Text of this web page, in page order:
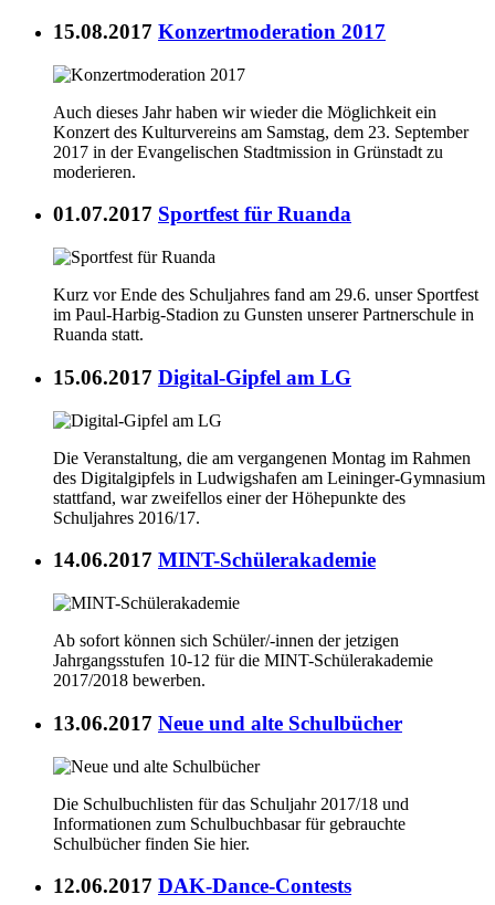
15.08.2017 Konzertmoderation 2017
Auch dieses Jahr haben wir wieder die Möglichkeit ein
Konzert des Kulturvereins am Samstag, dem 23. September
2017 in der Evangelischen Stadtmission in Grünstadt zu
moderieren.
01.07.2017 Sportfest für Ruanda
Kurz vor Ende des Schuljahres fand am 29.6. unser Sportfest
im Paul-Harbig-Stadion zu Gunsten unserer Partnerschule in
Ruanda statt.
15.06.2017 Digital-Gipfel am LG
Die Veranstaltung, die am vergangenen Montag im Rahmen
des Digitalgipfels in Ludwigshafen am Leininger-Gymnasium
stattfand, war zweifellos einer der Höhepunkte des
Schuljahres 2016/17.
14.06.2017 MINT-Schülerakademie
Ab sofort können sich Schüler/-innen der jetzigen
Jahrgangsstufen 10-12 für die MINT-Schülerakademie
2017/2018 bewerben.
13.06.2017 Neue und alte Schulbücher
Die Schulbuchlisten für das Schuljahr 2017/18 und
Informationen zum Schulbuchbasar für gebrauchte
Schulbücher finden Sie hier.
12.06.2017 DAK-Dance-Contests